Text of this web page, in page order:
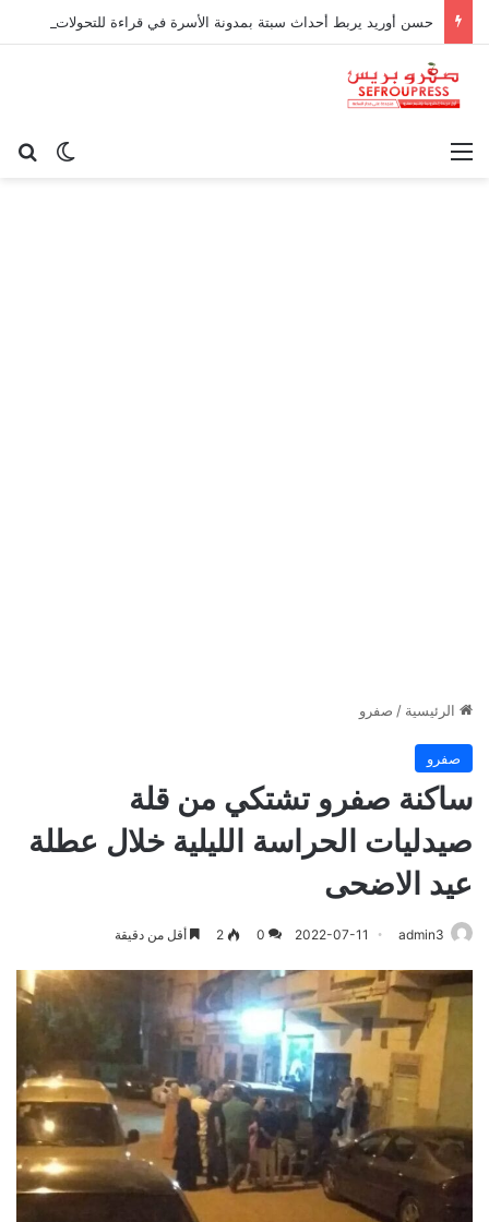
الوضع القائمة
الرئيسية / صفرو
صفرو
ساكنة صفرو تشتكي من قلة
صيدليات الحراسة الليلية خلال عطلة
عيد الاضحى
admin3
2022-07-11
0
2 أقل من دقيقة